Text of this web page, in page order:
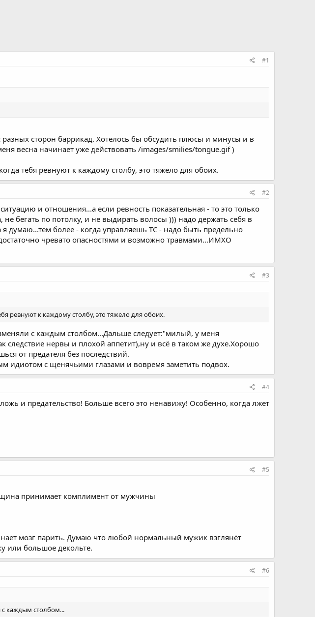
#1
сторон баррикад. Хотелось бы обсудить плюсы и минусы и в
весна начинает уже действовать /images/smilies/tongue.gif )
тебя ревнуют к каждому столбу, это тяжело для обоих.
#2
и отношения...а если ревность показательная - то это только
бегать по потолку, и не выдирать волосы ))) надо держать себя в
думаю...тем более - когда управляешь ТС - надо быть предельно
чревато опасностями и возможно травмами...ИМХО
#3
ревнуют к каждому столбу, это тяжело для обоих.
с каждым столбом...Дальше следует:"милый, у меня
следствие нервы и плохой аппетит),ну и всё в таком же духе.Хорошо
от предателя без последствий.
идиотом с щенячьими глазами и вовремя заметить подвох.
#4
и предательство! Больше всего это ненавижу! Особенно, когда лжет
#5
принимает комплимент от мужчины
мозг парить. Думаю что любой нормальный мужик взглянёт
или большое декольте.
#6
с каждым столбом...